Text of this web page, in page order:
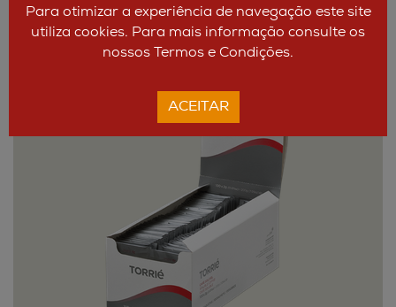
Para otimizar a experiência de navegação este site
utiliza cookies. Para mais informação consulte os
nossos Termos e Condições.
ACEITAR